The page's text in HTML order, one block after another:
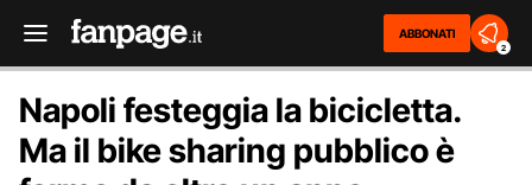
ABBONATI
2
Napoli festeggia la bicicletta.
Ma il bike sharing pubblico è